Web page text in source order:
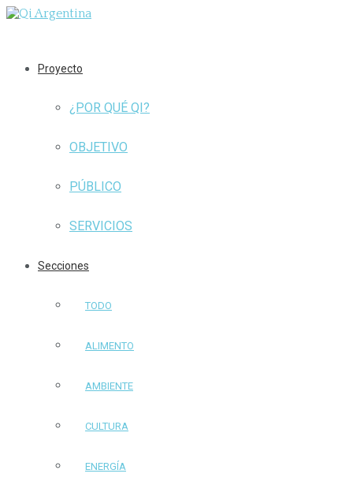
Proyecto
¿POR QUÉ QI?
OBJETIVO
PÚBLICO
SERVICIOS
Secciones
TODO
ALIMENTO
AMBIENTE
CULTURA
ENERGÍA